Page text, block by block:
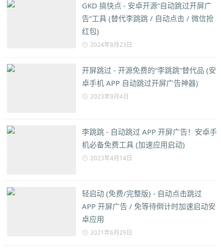
GKD 搞快点 - 安卓开源“自动跳过开屏广
告”工具 (替代李跳跳 / 自动点击 / 微信抢
红包)
2024年8月23日
开屏跳过 - 开源免费的“李跳跳”替代品 (安
卓手机 APP 自动跳过开屏广告神器)
2023年9月4日
李跳跳 - 自动跳过 APP 开屏广告！安卓手
机必备免费工具 (加速应用启动)
2023年4月14日
轻启动 (免费/完整版) - 自动点击跳过
APP 开屏广告 / 免等待倒计时加速启动安
卓应用
2021年6月29日